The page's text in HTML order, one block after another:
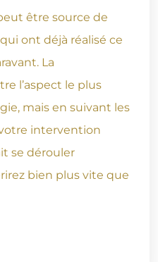
être source de
ont déjà réalisé ce
La
l’aspect le plus
mais en suivant les
intervention
se dérouler
bien plus vite que